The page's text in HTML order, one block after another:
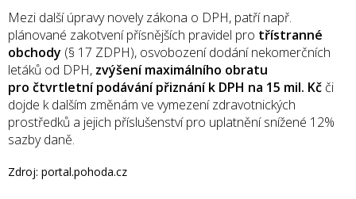
Mezi další úpravy novely zákona o DPH, patří např.
plánované zakotvení přísnějších pravidel pro třístranné
obchody (§ 17 ZDPH), osvobození dodání nekomerčních
letáků od DPH, zvýšení maximálního obratu
pro čtvrtletní podávání přiznání k DPH na 15 mil. Kč či
dojde k dalším změnám ve vymezení zdravotnických
prostředků a jejich příslušenství pro uplatnění snížené 12%
sazby daně.
Zdroj: portal.pohoda.cz